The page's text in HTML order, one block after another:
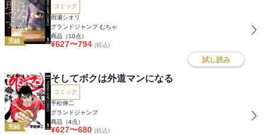
完結
コミック
雨瀬シオリ
グランドジャンプ むちゃ
商品（10点）
¥627〜794 (税込)
試し読み
完結
そしてボクは外道マンになる
コミック
平松伸二
グランドジャンプ
商品（4点）
¥627〜680 (税込)